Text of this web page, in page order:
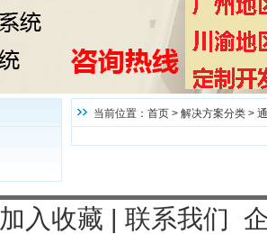
当前位置： 首页 > 解决方案分类 >
加入收藏 |联系我们